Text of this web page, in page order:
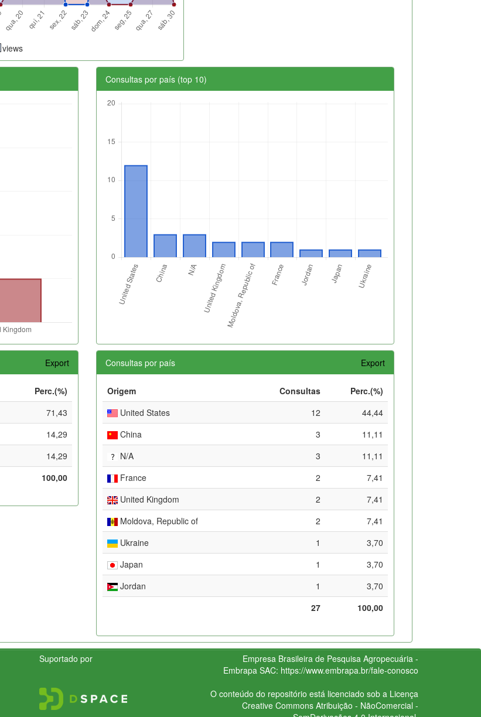
views
Consultas por país (top 10)
Export
Perc.(%)
71,43
14,29
14,29
100,00
Consultas por país Export
Origem Consultas
Perc.(%)
United States
12
44,44
China
3
11,11
N/A
3
11,11
France
2
7,41
United Kingdom
2
7,41
Moldova, Republic of
2
7,41
Ukraine
1
3,70
Japan
1
3,70
Jordan
1
3,70
27
100,00
Suportado por
Empresa Brasileira de Pesquisa Agropecuária -
Embrapa SAC: https://www.embrapa.br/fale-conosco
O conteúdo do repositório está licenciado sob a Licença
Creative CommonsAtribuição - NãoComercial -